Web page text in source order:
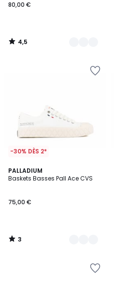
80,00 €
4,5
/
-30% DÈS 2*
PALLADIUM
Baskets Basses Pall Ace CVS
75,00 €
3
/
2
Couleurs
3
/